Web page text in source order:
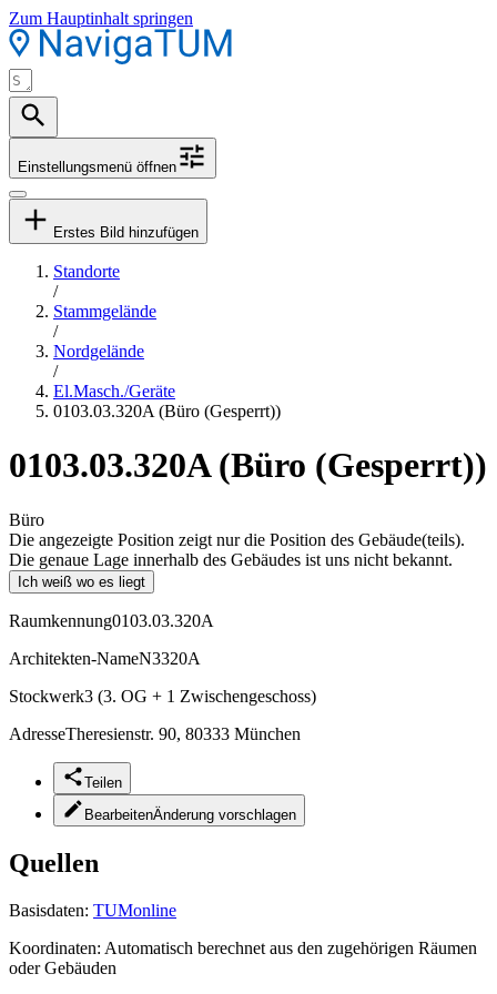
Zum Hauptinhalt springen
Einstellungsmenü öffnen
Erstes Bild hinzufügen
Standorte
/
Stammgelände
/
Nordgelände
/
El.Masch./Geräte
0103.03.320A (Büro (Gesperrt))
0103.03.320A (Büro (Gesperrt))
Büro
Die angezeigte Position zeigt nur die Position des Gebäude(teils).
Die genaue Lage innerhalb des Gebäudes ist uns nicht bekannt.
Ich weiß wo es liegt
Raumkennung0103.03.320A
Architekten-NameN3320A
Stockwerk3 (3. OG + 1 Zwischengeschoss)
AdresseTheresienstr. 90, 80333 München
Teilen
BearbeitenÄnderung vorschlagen
Quellen
Basisdaten: TUMonline
Koordinaten: Automatisch berechnet aus den zugehörigen Räumen
oder Gebäuden